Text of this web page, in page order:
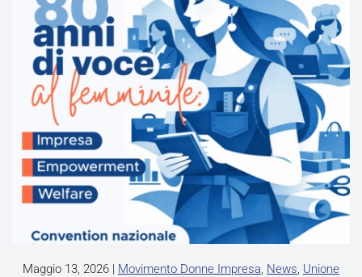
Maggio 13, 2026 | Movimento Donne Impresa, News, Unione